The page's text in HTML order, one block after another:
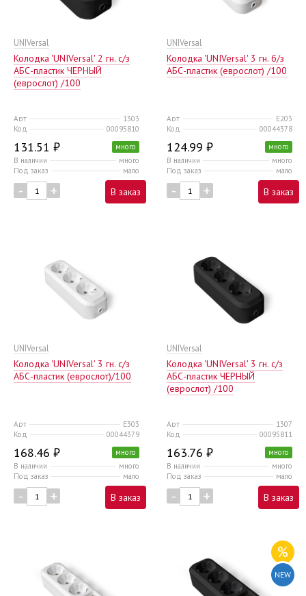
UNIVersal
Колодка 'UNIVersal' 2 гн. с/з
AБС-пластик ЧЕРНЫЙ
(еврослот) /100
Арт
1303
Код
00095810
131.51 ₽
много
В наличии
много
Под заказ
мало
- + В заказ
UNIVersal
Колодка 'UNIVersal' 3 гн. б/з
AБС-пластик (еврослот) /100
Арт
E203
Код
00044378
124.99 ₽
много
В наличии
много
Под заказ
мало
- + В заказ
UNIVersal
Колодка 'UNIVersal' 3 гн. с/з
AБС-пластик (еврослот)/100
Арт
E303
Код
00044379
168.46 ₽
много
В наличии
много
Под заказ
мало
- + В заказ
UNIVersal
Колодка 'UNIVersal' 3 гн. с/з
AБС-пластик ЧЕРНЫЙ
(еврослот) /100
Арт
1307
Код
00095811
163.76 ₽
много
В наличии
много
Под заказ
мало
- + В заказ
%
NEW